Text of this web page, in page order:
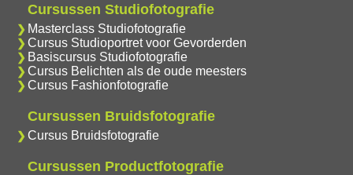
Cursussen Studiofotografie
Masterclass Studiofotografie
Cursus Studioportret voor Gevorderden
Basiscursus Studiofotografie
Cursus Belichten als de oude meesters
Cursus Fashionfotografie
Cursussen Bruidsfotografie
Cursus Bruidsfotografie
Cursussen Productfotografie